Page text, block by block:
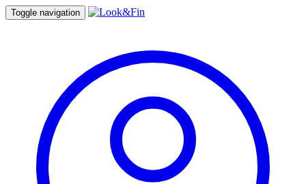
Toggle navigation